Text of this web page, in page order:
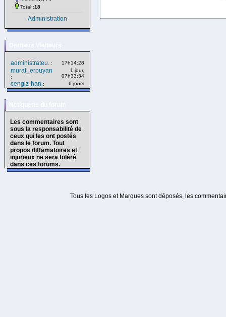
Total :18
Administration
administrateu. : 17h14:28
murat_erpuyan
:
1 jour,
07h33:34
cengiz-han : 6 jours
Les commentaires sont
sous la responsabilité de
ceux qui les ont postés
dans le forum. Tout
propos diffamatoires et
injurieux ne sera toléré
dans ces forums.
Tous les Logos et Marques sont déposés, les